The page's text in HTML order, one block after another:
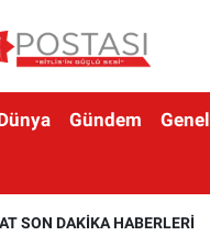
Gündem Genel
SON DAKIKA HABERLERI